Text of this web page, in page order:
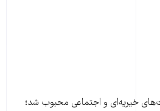
خیریه‌ای و اجتماعی محبوب شد؛